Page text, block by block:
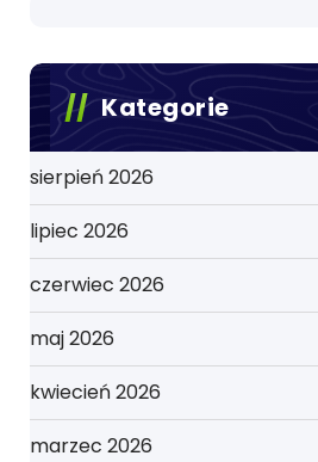
Kategorie
sierpień 2026
lipiec 2026
czerwiec 2026
maj 2026
kwiecień 2026
marzec 2026